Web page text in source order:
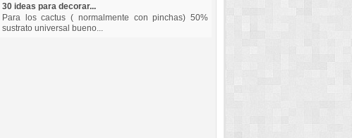
30 ideas para decorar...
Para los cactus ( normalmente con pinchas) 50%
sustrato universal bueno...